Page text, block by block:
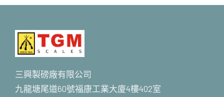
三興製磅廠有限公司
九龍塘尾道60號福康工業大廈4樓402室